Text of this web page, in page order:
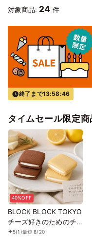
対象商品: 24 件
終了まで13:58:45
タイムセール限定商
40%OFF
BLOCK BLOCK TOKYO
チーズ好きのためのチー
ズクリームサンドクッキ
5(1)最短 8/20